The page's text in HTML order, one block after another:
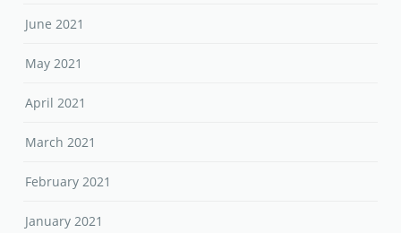
June 2021
May 2021
April 2021
March 2021
February 2021
January 2021